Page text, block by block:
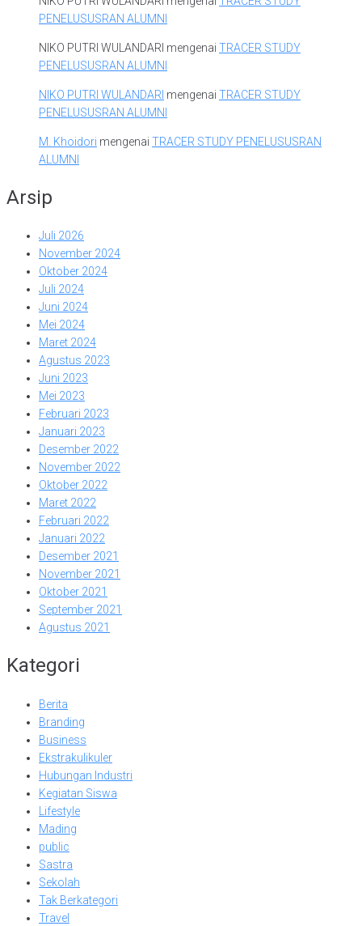
PENELUSUSRAN ALUMNI
NIKO PUTRI WULANDARI mengenai TRACER STUDY
PENELUSUSRAN ALUMNI
NIKO PUTRI WULANDARI mengenai TRACER STUDY
PENELUSUSRAN ALUMNI
M. Khoidori mengenai TRACER STUDY PENELUSUSRAN
ALUMNI
Arsip
Juli 2026
November 2024
Oktober 2024
Juli 2024
Juni 2024
Mei 2024
Maret 2024
Agustus 2023
Juni 2023
Mei 2023
Februari 2023
Januari 2023
Desember 2022
November 2022
Oktober 2022
Maret 2022
Februari 2022
Januari 2022
Desember 2021
November 2021
Oktober 2021
September 2021
Agustus 2021
Kategori
Berita
Branding
Business
Ekstrakulikuler
Hubungan Industri
Kegiatan Siswa
Lifestyle
Mading
public
Sastra
Sekolah
Tak Berkategori
Travel